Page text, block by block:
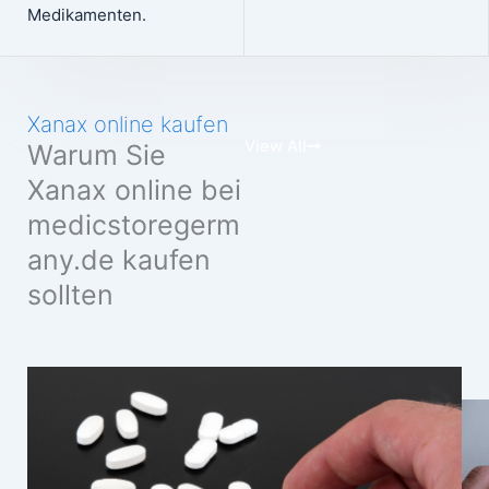
Medikamenten.
Xanax online kaufen
Warum Sie
Xanax online bei
medicstoregerm
any.de kaufen
sollten